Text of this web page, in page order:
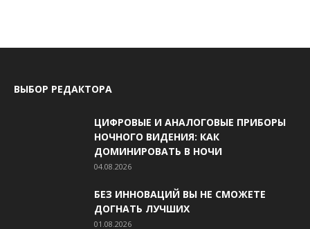
ВЫБОР РЕДАКТОРА
ЦИФРОВЫЕ И АНАЛОГОВЫЕ ПРИБОРЫ
НОЧНОГО ВИДЕНИЯ: КАК
ДОМИНИРОВАТЬ В НОЧИ
04.08.2026
БЕЗ ИННОВАЦИЙ ВЫ НЕ СМОЖЕТЕ
ДОГНАТЬ ЛУЧШИХ
01.08.2026